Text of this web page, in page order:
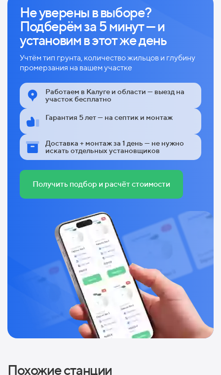
Не уверены в выборе?
Подберём за 5 минут — и
установим в этот же день
Учтём тип грунта, количество жильцов и глубину
промерзания на вашем участке
Работаем в Калуге и области — выезд на
участок бесплатно
Гарантия 5 лет — на септик и монтаж
Доставка + монтаж за 1 день — не нужно
искать отдельных установщиков
Получить подбор и расчёт стоимости
Похожие станции